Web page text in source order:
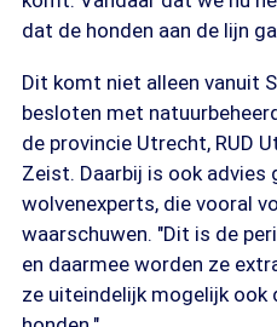
dat de honden aan de lijn
Dit komt niet alleen vanuit
besloten met
de provincie Utrecht, RUD
Zeist. Daarbij is ook advies
wolvenexperts, die vooral
waarschuwen. "Dit is de
en daarmee worden ze
ze uiteindelijk mogelijk